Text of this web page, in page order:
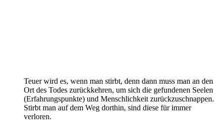
Teuer wird es, wenn man stirbt, denn dann muss man an den
Ort des Todes zurückkehren, um sich die gefundenen Seelen
(Erfahrungspunkte) und Menschlichkeit zurückzuschnappen.
Stirbt man auf dem Weg dorthin, sind diese für immer
verloren.